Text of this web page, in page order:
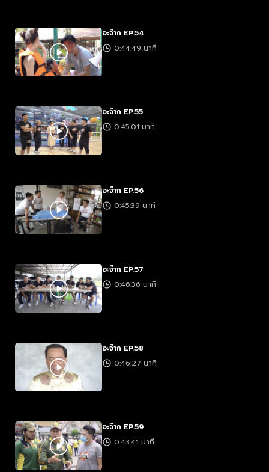
อะจ๊าก EP.54
0:44:49 นาที
อะจ๊าก EP.55
0:45:01 นาที
อะจ๊าก EP.56
0:45:39 นาที
อะจ๊าก EP.57
0:46:36 นาที
อะจ๊าก EP.58
0:46:27 นาที
อะจ๊าก EP.59
0:43:41 นาที